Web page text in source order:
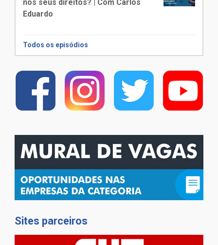
nos seus direitos? | Com Carlos
Eduardo
Todos os episódios
Sites parceiros